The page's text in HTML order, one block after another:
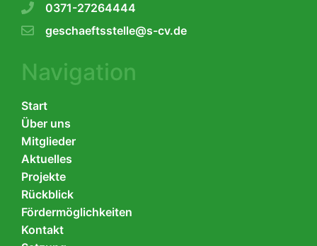
0371-27264444
geschaeftsstelle@s-cv.de
Navigation
Start
Über uns
Mitglieder
Aktuelles
Projekte
Rückblick
Fördermöglichkeiten
Kontakt